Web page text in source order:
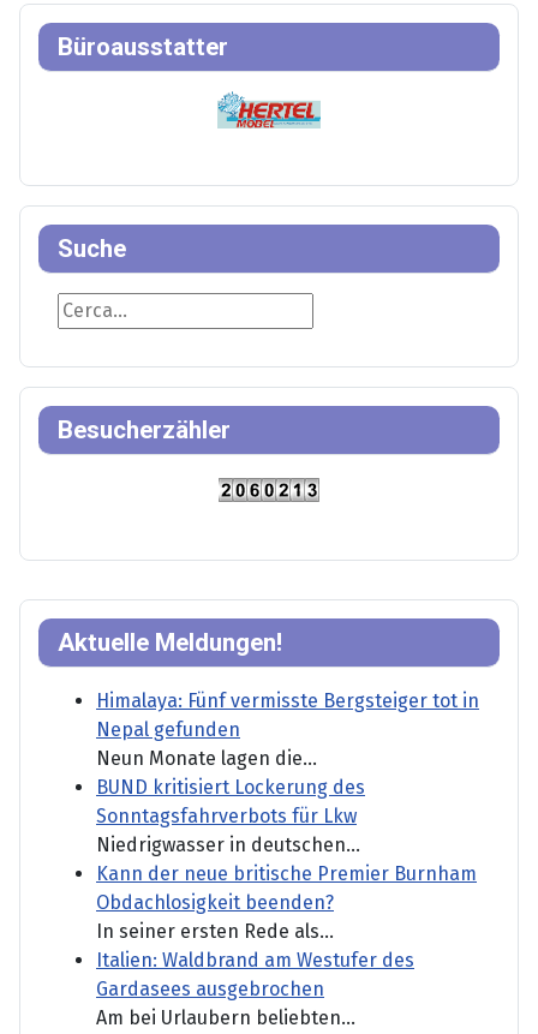
Aktuelle Meldungen!
Himalaya: Fünf vermisste Bergsteiger tot in
Nepal gefunden
Neun Monate lagen die...
BUND kritisiert Lockerung des
Sonntagsfahrverbots für Lkw
Niedrigwasser in deutschen...
Kann der neue britische Premier Burnham
Obdachlosigkeit beenden?
In seiner ersten Rede als...
Italien: Waldbrand am Westufer des
Gardasees ausgebrochen
Am bei Urlaubern beliebten...
Büroausstatter
Suche
Suche
Besucherzähler